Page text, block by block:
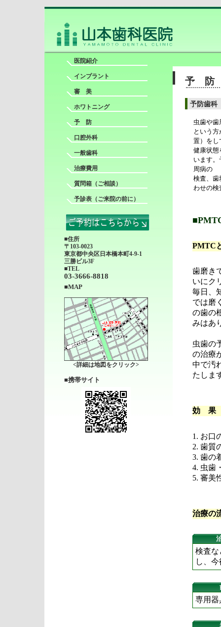
医院紹介
インプラント
審 美
ホワトニング
予 防
口腔外科
一般歯科
治療費用
質問箱 （ご相談）
予診表 （ご来院の前に）
■住所
〒103-0023
東京都中央区日本橋本町4-9-1
三勝ビル3F
■TEL
03-3666-8818
■MAP
<詳細は地図をクリック>
■携帯サイト
予 防
予防歯科
虫歯や
という
置）をし
健康状態
います
周病の
検査、歯
わせの検
PMTC
歯磨き
いにク
毎日、
では磨
の歯の
みはあ
虫歯の
の治療
中で汚
たしま
効 果
1. お口
2. 歯質
3. 歯の
4. 虫歯
5. 審
治療の
検査な
し、
専用器